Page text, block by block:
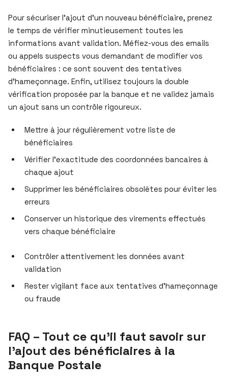
Pour sécuriser l’ajout d’un nouveau bénéficiaire, prenez
le temps de vérifier minutieusement toutes les
informations avant validation. Méfiez-vous des emails
ou appels suspects vous demandant de modifier vos
bénéficiaires : ce sont souvent des tentatives
d’hameçonnage. Enfin, utilisez toujours la double
vérification proposée par la banque et ne validez jamais
un ajout sans un contrôle rigoureux.
Mettre à jour régulièrement votre liste de
bénéficiaires
Vérifier l’exactitude des coordonnées bancaires à
chaque ajout
Supprimer les bénéficiaires obsolètes pour éviter les
erreurs
Conserver un historique des virements effectués
vers chaque bénéficiaire
Contrôler attentivement les données avant
validation
Rester vigilant face aux tentatives d’hameçonnage
ou fraude
FAQ – Tout ce qu’il faut savoir sur
l’ajout des bénéficiaires à la
Banque Postale